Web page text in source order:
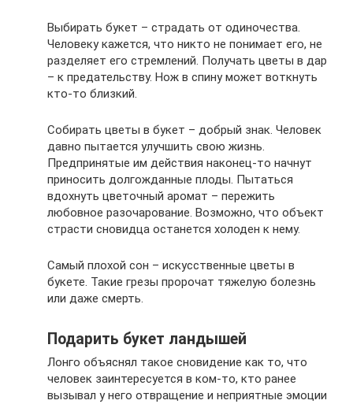
Выбирать букет – страдать от одиночества.
Человеку кажется, что никто не понимает его, не
разделяет его стремлений. Получать цветы в дар
– к предательству. Нож в спину может воткнуть
кто-то близкий.
Собирать цветы в букет – добрый знак. Человек
давно пытается улучшить свою жизнь.
Предпринятые им действия наконец-то начнут
приносить долгожданные плоды. Пытаться
вдохнуть цветочный аромат – пережить
любовное разочарование. Возможно, что объект
страсти сновидца останется холоден к нему.
Самый плохой сон – искусственные цветы в
букете. Такие грезы пророчат тяжелую болезнь
или даже смерть.
Подарить букет ландышей
Лонго объяснял такое сновидение как то, что
человек заинтересуется в ком-то, кто ранее
вызывал у него отвращение и неприятные эмоции